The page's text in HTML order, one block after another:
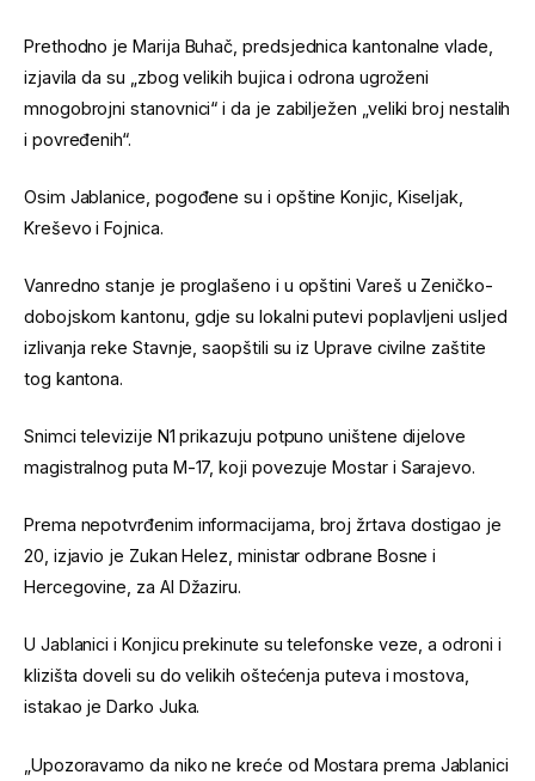
Prethodno je Marija Buhač, predsjednica kantonalne vlade,
izjavila da su „zbog velikih bujica i odrona ugroženi
mnogobrojni stanovnici“ i da je zabilježen „veliki broj nestalih
i povređenih“.
Osim Jablanice, pogođene su i opštine Konjic, Kiseljak,
Kreševo i Fojnica.
Vanredno stanje je proglašeno i u opštini Vareš u Zeničko-
dobojskom kantonu, gdje su lokalni putevi poplavljeni usljed
izlivanja reke Stavnje, saopštili su iz Uprave civilne zaštite
tog kantona.
Snimci televizije N1 prikazuju potpuno uništene dijelove
magistralnog puta M-17, koji povezuje Mostar i Sarajevo.
Prema nepotvrđenim informacijama, broj žrtava dostigao je
20, izjavio je Zukan Helez, ministar odbrane Bosne i
Hercegovine, za Al Džaziru.
U Jablanici i Konjicu prekinute su telefonske veze, a odroni i
klizišta doveli su do velikih oštećenja puteva i mostova,
istakao je Darko Juka.
„Upozoravamo da niko ne kreće od Mostara prema Jablanici